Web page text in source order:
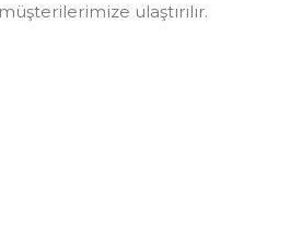
ulaştırılır.